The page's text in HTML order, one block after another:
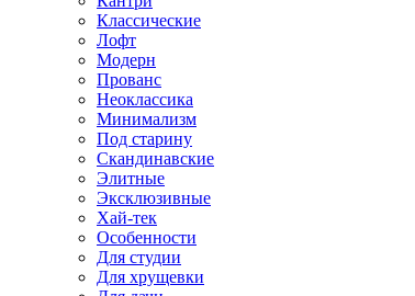
Классические
Лофт
Модерн
Прованс
Неоклассика
Минимализм
Под старину
Скандинавские
Элитные
Эксклюзивные
Хай-тек
Особенности
Для студии
Для хрущевки